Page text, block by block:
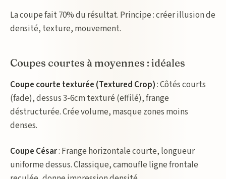
La coupe fait 70% du résultat. Principe : créer illusion de
densité, texture, mouvement.
Coupes courtes à moyennes : idéales
Coupe courte texturée (Textured Crop): Côtés courts
(fade), dessus 3-6cm texturé (effilé), frange
déstructurée. Crée volume, masque zones moins
denses.
Coupe César: Frange horizontale courte, longueur
uniforme dessus. Classique, camoufle ligne frontale